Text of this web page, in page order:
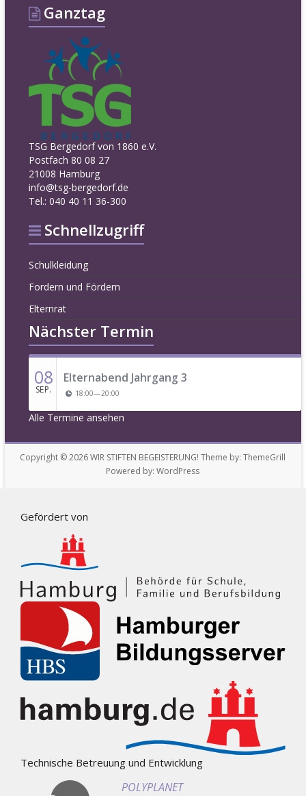
Ganztag
TSG Bergedorf von 1860 e.V.
Postfach 80 08 27
21008 Hamburg
info@tsg-bergedorf.de
Tel.: 040 40 11 36-300
Schnellzugriff
Schulkleidung
Fordern und Fördern
Elternrat
Nächster Termin
08
SEP.
Elternabend Jahrgang 3
18:00—20:00
Alle Termine ansehen
Copyright © 2026WIR STIFTEN BEGEISTERUNG! Theme by:ThemeGrill
Powered by:WordPress
Gefördert von
Technische Betreuung und Entwicklung
POLYPLANET